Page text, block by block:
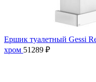
Ершик туалетный Gessi
хром 51289 ₽